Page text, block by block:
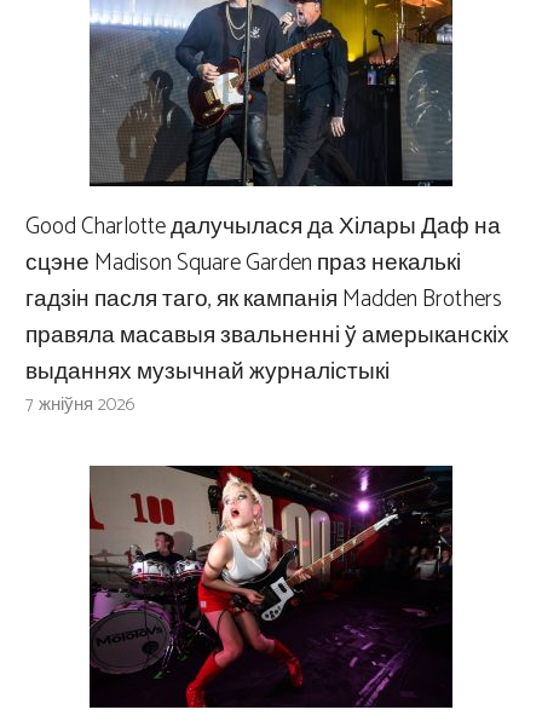
Good Charlotte далучылася да Хілары Даф на
сцэне Madison Square Garden праз некалькі
гадзін пасля таго, як кампанія Madden Brothers
правяла масавыя звальненні ў амерыканскіх
выданнях музычнай журналістыкі
7 жніўня 2026